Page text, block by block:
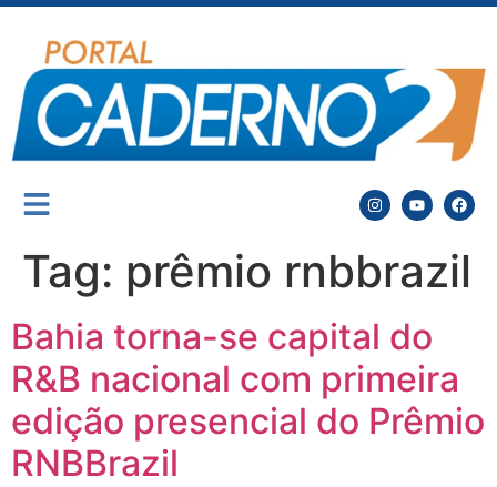
Tag: prêmio rnbbrazil
Bahia torna-se capital do
R&B nacional com primeira
edição presencial do Prêmio
RNBBrazil